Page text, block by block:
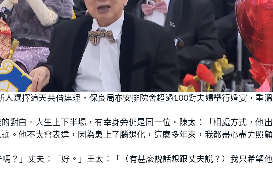
人選擇這天共偕連理，保良局亦安排院舍超過100對夫婦舉行婚宴，重溫
對白。人生上下半場，有幸身旁仍是同一位。陳太：「相處方式，他出
。他不太會表達，因為患上了腦退化，這麼多年來，我都盡心盡力照顧
？」丈夫：「好。」王太：「（有甚麼說話想跟丈夫說？）我只希望他